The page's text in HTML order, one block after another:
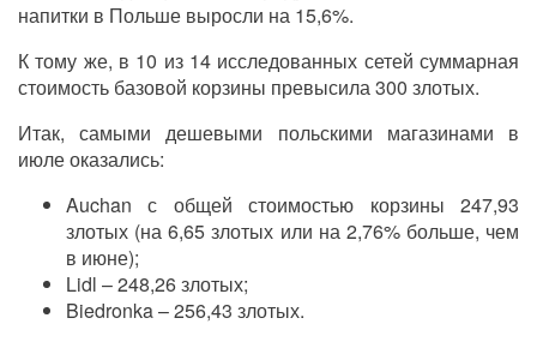
напитки в Польше выросли на 15,6%.
К тому же, в 10 из 14 исследованных сетей суммарная
стоимость базовой корзины превысила 300 злотых.
Итак, самыми дешевыми польскими магазинами в
июле оказались:
Auchan с общей стоимостью корзины 247,93
злотых (на 6,65 злотых или на 2,76% больше, чем
в июне);
Lidl – 248,26 злотых;
Biedronka– 256,43 злотых.